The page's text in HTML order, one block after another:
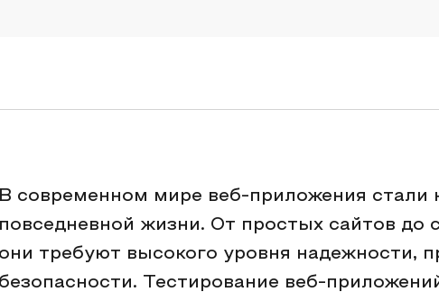
В современном мире веб-приложения стали
повседневной жизни. От простых сайтов
они требуют высокого уровня надежности,
безопасности. Тестирование веб-